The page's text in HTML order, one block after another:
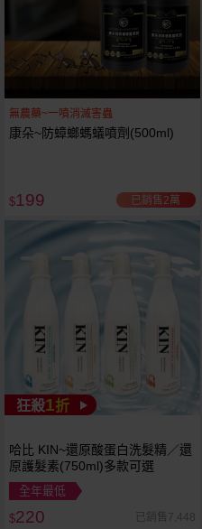
無農藥~一噴消滅害蟲
康朵~防蟑螂螞蟻噴劑(500ml)
$199 已銷售2萬
狂殺1折
哈比 KIN~還原酸蛋白洗髮精／還
原護髮素(750ml)多款可選
全年最低
$220 已銷售7,448